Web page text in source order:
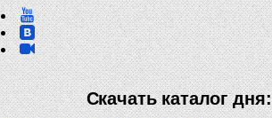
Скачать каталог дня: